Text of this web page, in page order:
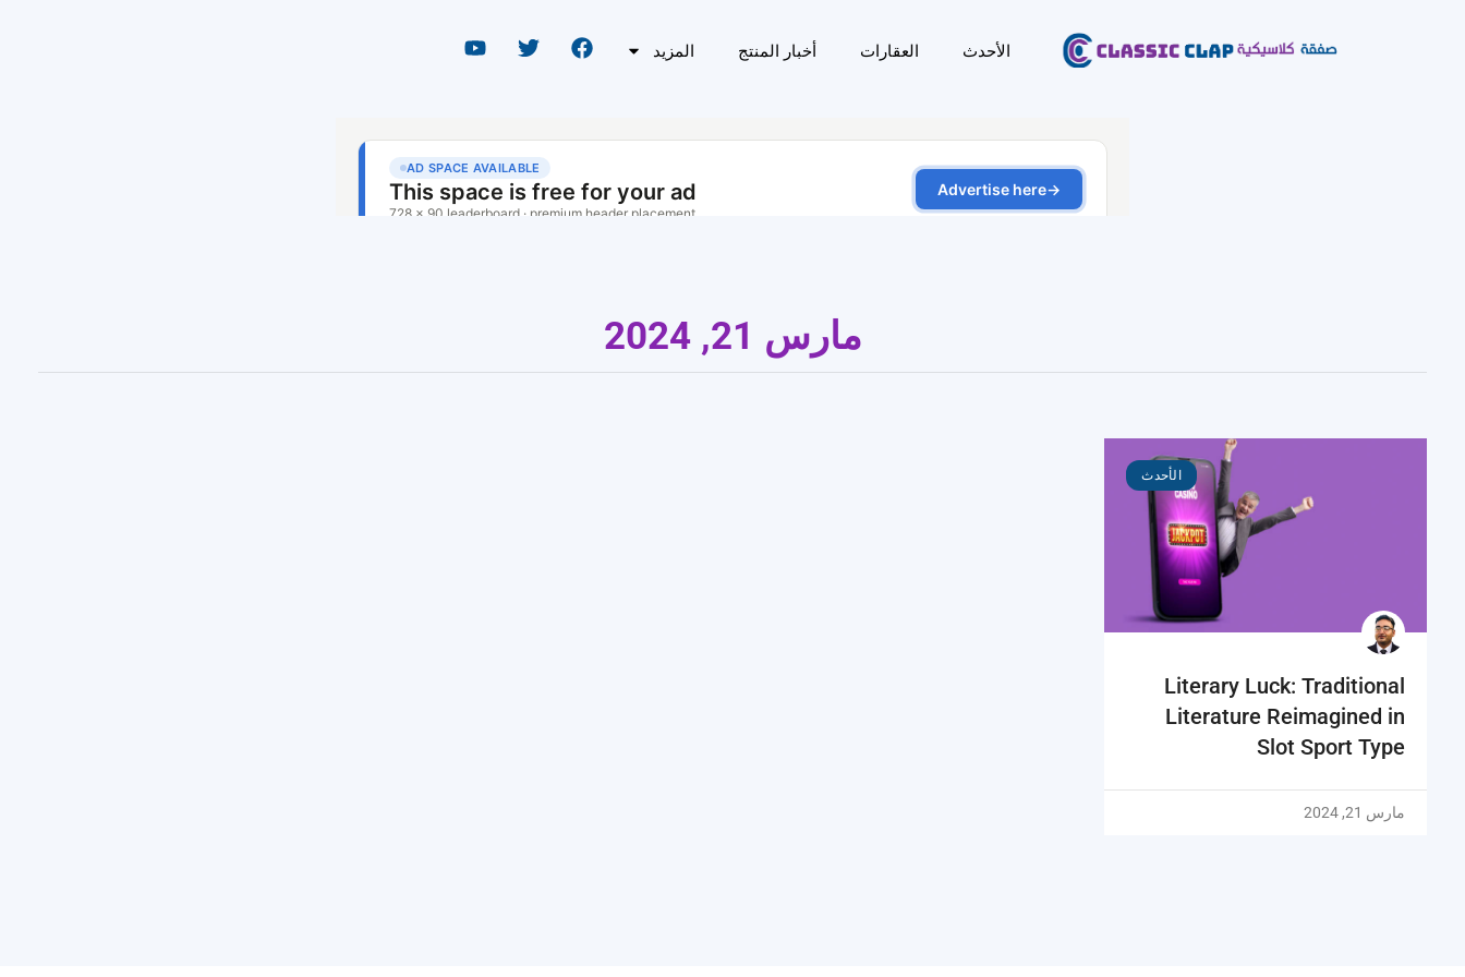
الأحدث العقارات أخبار المنتج المزيد
مارس 21, 2024
الأحدث
Literary Luck: Traditional
Literature Reimagined in
Slot Sport Type
مارس 21, 2024